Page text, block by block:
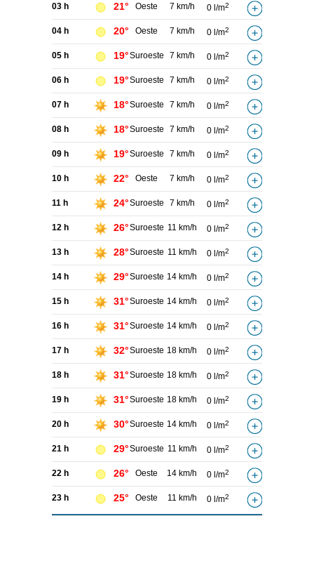
03 h 21° Oeste 7 km/h 0 l/m2
04 h 20° Oeste 7 km/h 0 l/m2
05 h 19°Suroeste 7 km/h 0 l/m2
06 h 19°Suroeste 7 km/h 0 l/m2
07 h 18°Suroeste 7 km/h 0 l/m2
08 h 18°Suroeste 7 km/h 0 l/m2
09 h 19°Suroeste 7 km/h 0 l/m2
10 h 22° Oeste 7 km/h 0 l/m2
11 h 24°Suroeste 7 km/h 0 l/m2
12 h 26°Suroeste 11 km/h 0 l/m2
13 h 28°Suroeste 11 km/h 0 l/m2
14 h 29°Suroeste 14 km/h 0 l/m2
15 h 31°Suroeste 14 km/h 0 l/m2
16 h 31°Suroeste 14 km/h 0 l/m2
17 h 32°Suroeste 18 km/h 0 l/m2
18 h 31°Suroeste 18 km/h 0 l/m2
19 h 31°Suroeste 18 km/h 0 l/m2
20 h 30°Suroeste 14 km/h 0 l/m2
21 h 29°Suroeste 11 km/h 0 l/m2
22 h 26° Oeste 14 km/h 0 l/m2
23 h 25° Oeste 11 km/h 0 l/m2